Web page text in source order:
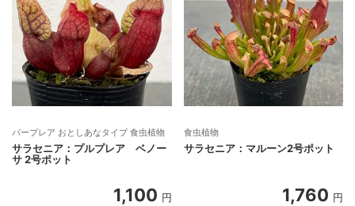
パープレア おとしあなタイプ 食虫植物
サラセニア：プルプレア ベノー
サ 2号ポット
1,100 円
食虫植物
サラセニア：マルーン2号ポット
1,760 円